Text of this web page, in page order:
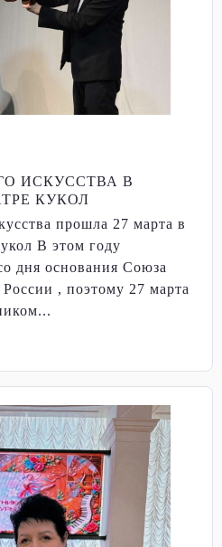
ИСКУССТВА В
КУКОЛ
прошла 27 марта в
В этом году
дня основания Союза
России , поэтому 27 марта